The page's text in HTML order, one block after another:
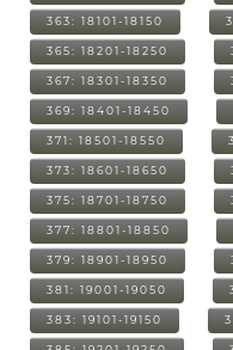
363: 18101-18150
365: 18201-18250
367: 18301-18350
369: 18401-18450
371: 18501-18550
373: 18601-18650
375: 18701-18750
377: 18801-18850
379: 18901-18950
381: 19001-19050
383: 19101-19150